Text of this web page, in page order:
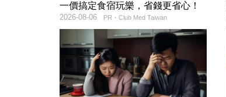
一價搞定食宿玩樂，省錢更省心！
PR・Club Med Taiwan
2026-08-06